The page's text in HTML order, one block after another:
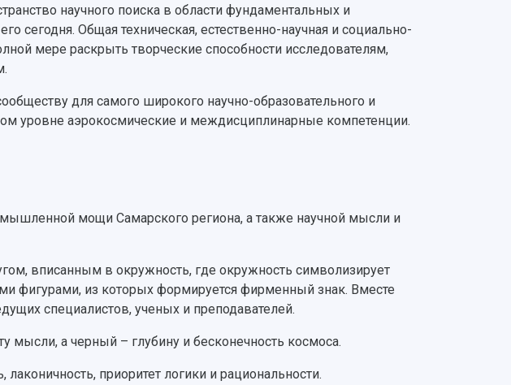
научного поиска в области фундаментальных и
сегодня. Общая техническая, естественно-научная и социально-
мере раскрыть творческие способности исследователям,
для самого широкого научно-образовательного и
уровне аэрокосмические и междисциплинарные компетенции.
мощи Самарского региона, а также научной мысли и
вписанным в окружность, где окружность символизирует
фигурами, из которых формируется фирменный знак. Вместе
специалистов, ученых и преподавателей.
мысли, а черный – глубину и бесконечность космоса.
приоритет логики и рациональности.